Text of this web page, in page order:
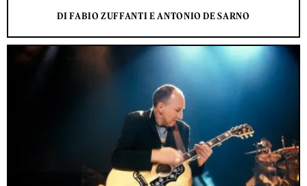
DI FABIO ZUFFANTI E ANTONIO DE SARNO